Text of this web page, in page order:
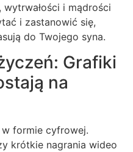
wytrwałości i mądrości
i zastanowić się,
do Twojego syna.
Grafiki
na
formie cyfrowej.
krótkie nagrania wideo